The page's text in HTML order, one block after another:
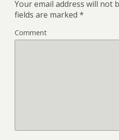
Your email address will not
fields are marked *
Comment